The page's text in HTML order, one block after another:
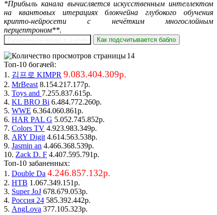
*Прибыль канала вычисляется искусственным интеллектом
на квантовых итерациях блокчейна глубокого обучения
крипто-нейросети с нечётким многослойным
перцептроном**.
Как подсчитывается бабло
14
Топ-10 богачей:
1. 김프로 KIMPR 9.083.404.309р.
2. MrBeast 8.154.217.177р.
3. Toys and 7.255.837.615р.
4. KL BRO Bi 6.484.772.260р.
5. WWE 6.364.060.861р.
6. HAR PAL G 5.052.745.852р.
7. Colors TV 4.923.983.349р.
8. ARY Digit 4.614.563.538р.
9. Jasmin an 4.466.368.539р.
10. Zack D. F 4.407.595.791р.
Топ-10 забаненных:
1. Double Da 4.246.857.132р.
2. НТВ 1.067.349.151р.
3. Super JoJ 678.679.053р.
4. Россия 24 585.392.442р.
5. AngLova 377.105.323р.